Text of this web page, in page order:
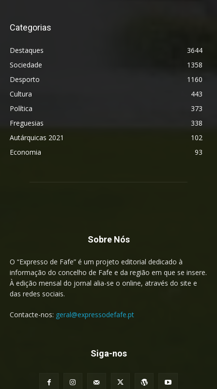
Categorias
Destaques
3644
Sociedade
1358
Desporto
1160
Cultura
443
Política
373
Freguesias
338
Autárquicas 2021
102
Economia
93
Sobre Nós
O “Expresso de Fafe” é um projeto editorial dedicado à
informação do concelho de Fafe e da região em que se insere.
À edição mensal do jornal alia-se o online, através do site e
das redes sociais.
Contacte-nos: geral@expressodefafe.pt
Siga-nos